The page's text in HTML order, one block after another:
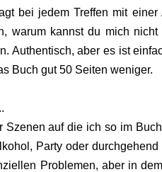
bei jedem Treffen mit
warum kannst du mich
Authentisch, aber es ist
Buch gut 50 Seiten weniger.
Szenen auf die ich so im
Party oder
Problemen, aber in